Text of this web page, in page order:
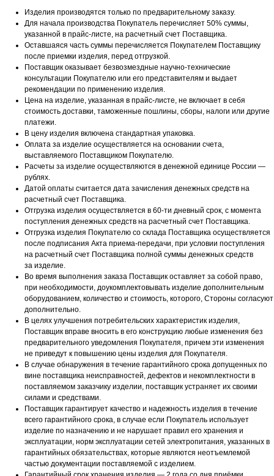
Изделия производятся только по предварительному заказу.
Для начала производства Покупатель перечисляет 50% суммы,
указанной в прайс-листе, на расчетный счет Поставщика.
Оставшаяся часть суммы перечисляется Покупателем Поставщику
после приемки изделия, перед отгрузкой.
Поставщик оказывает безвозмездные научно-технические
консультации Покупателю или его представителям и выдает
рекомендации по применению изделия.
Цена на изделие, указанная в прайс-листе, не включает в себя
стоимость доставки, таможенные пошлины, сборы, налоги или другие
платежи.
В цену изделия включена стандартная упаковка.
Оплата за изделие осуществляется на основании счета,
выставляемого Поставщиком Покупателю.
Расчеты за изделие осуществляются в денежной единице России —
рублях.
Датой оплаты считается дата зачисления денежных средств на
расчетный счет Поставщика.
Отгрузка изделия осуществляется в 60-ти дневный срок, с момента
поступления денежных средств на расчетный счет Поставщика.
Отгрузка изделия Покупателю со склада Поставщика осуществляется
после подписания Акта приема-передачи, при условии поступления
на расчетный счет Поставщика полной суммы денежных средств
за изделие.
Во время выполнения заказа Поставщик оставляет за собой право,
при необходимости, доукомплектовывать изделие дополнительным
оборудованием, количество и стоимость, которого, Стороны согласуют
дополнительно.
В целях улучшения потребительских характеристик изделия,
Поставщик вправе вносить в его конструкцию любые изменения без
предварительного уведомления Покупателя, причем эти изменения
не приведут к повышению цены изделия для Покупателя.
В случае обнаружения в течение гарантийного срока допущенных по
вине поставщика неисправностей, дефектов и некомплектности в
поставляемом заказчику изделии, поставщик устраняет их своими
силами и средствами.
Поставщик гарантирует качество и надежность изделия в течение
всего гарантийного срока, в случае если Покупатель использует
изделие по назначению и не нарушает правил его хранения и
эксплуатации, норм эксплуатации сетей электропитания, указанных в
гарантийных обязательствах, которые являются неотъемлемой
частью документации поставляемой с изделием.